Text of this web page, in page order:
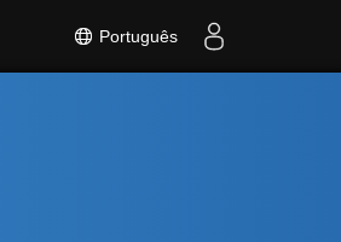
Português